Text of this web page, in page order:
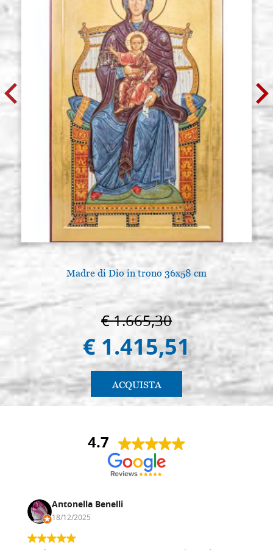
Madre di Dio in trono 36x58 cm
€ 1.665,30
€ 1.415,51
ACQUISTA
4.7
Antonella Benelli
18/12/2025